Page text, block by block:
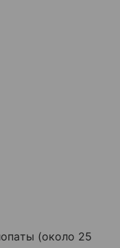
(около 25